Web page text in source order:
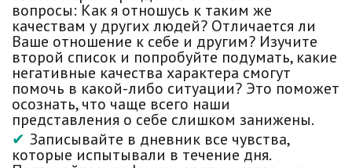
вопросы: Как я отношусь к таким же
качествам у других людей? Отличается ли
Ваше отношение к себе и другим? Изучите
второй список и попробуйте подумать, какие
негативные качества характера смогут
помочь в какой-либо ситуации? Это поможет
осознать, что чаще всего наши
представления о себе слишком занижены.
Записывайте в дневник все чувства,
которые испытывали в течение дня.